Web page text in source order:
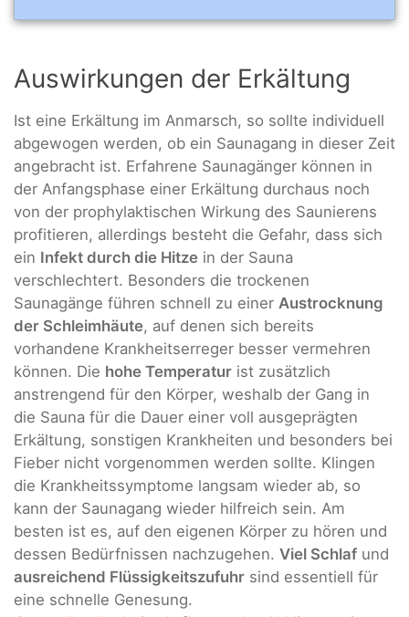
Auswirkungen der Erkältung
Ist eine Erkältung im Anmarsch, so sollte individuell
abgewogen werden, ob ein Saunagang in dieser Zeit
angebracht ist. Erfahrene Saunagänger können in
der Anfangsphase einer Erkältung durchaus noch
von der prophylaktischen Wirkung des Saunierens
profitieren, allerdings besteht die Gefahr, dass sich
ein Infekt durch die Hitze in der Sauna
verschlechtert. Besonders die trockenen
Saunagänge führen schnell zu einer Austrocknung
der Schleimhäute, auf denen sich bereits
vorhandene Krankheitserreger besser vermehren
können. Die hohe Temperatur ist zusätzlich
anstrengend für den Körper, weshalb der Gang in
die Sauna für die Dauer einer voll ausgeprägten
Erkältung, sonstigen Krankheiten und besonders bei
Fieber nicht vorgenommen werden sollte. Klingen
die Krankheitssymptome langsam wieder ab, so
kann der Saunagang wieder hilfreich sein. Am
besten ist es, auf den eigenen Körper zu hören und
dessen Bedürfnissen nachzugehen. Viel Schlaf und
ausreichend Flüssigkeitszufuhr sind essentiell für
eine schnelle Genesung.